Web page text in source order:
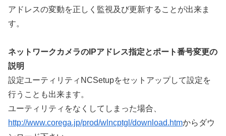
アドレスの変動を正しく監視及び更新することが出来ま
す。
ネットワークカメラのIPアドレス指定とポート番号変更の
説明
設定ユーティリティNCSetupをセットアップして設定を
行うことも出来ます。
ユーティリティをなくしてしまった場合、
http://www.corega.jp/prod/wlncptgl/download.htmからダウ